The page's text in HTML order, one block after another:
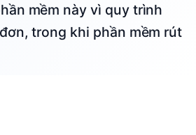
mềm này vì quy trình
trong khi phần mềm rút